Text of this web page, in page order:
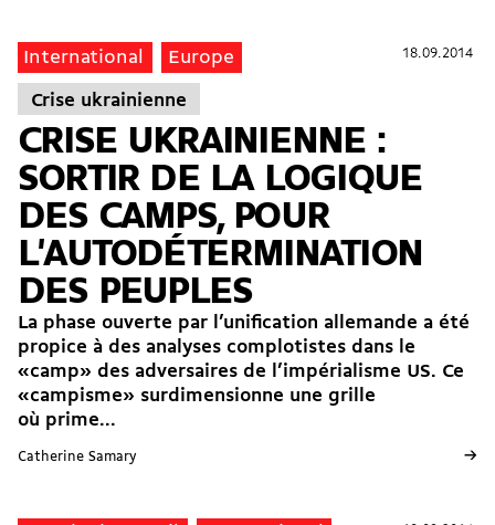
18.09.2014
International Europe 18.09.2014
Crise ukrainienne
CRISE UKRAINIENNE :
SORTIR DE LA LOGIQUE
DES CAMPS, POUR
L'AUTODÉTERMINATION
DES PEUPLES
La phase ouverte par l’unification allemande a été
propice à des analyses complotistes dans le
«camp» des adversaires de l’impérialisme US. Ce
«campisme» surdimensionne une grille
où prime...
Catherine Samary →